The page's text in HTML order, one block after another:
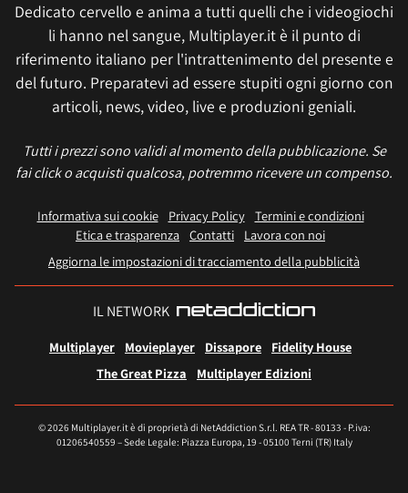
Dedicato cervello e anima a tutti quelli che i videogiochi
li hanno nel sangue, Multiplayer.it è il punto di
riferimento italiano per l'intrattenimento del presente e
del futuro. Preparatevi ad essere stupiti ogni giorno con
articoli, news, video, live e produzioni geniali.
Tutti i prezzi sono validi al momento della pubblicazione. Se
fai click o acquisti qualcosa, potremmo ricevere un compenso.
Informativa sui cookie Privacy Policy
Termini e condizioni
Etica e trasparenza Contatti
Lavora con noi
Aggiorna le impostazioni di tracciamento della pubblicità
IL NETWORK
Multiplayer Movieplayer Dissapore
Fidelity House
The Great Pizza
Multiplayer Edizioni
© 2026 Multiplayer.it è di proprietà di NetAddiction S.r.l. REA TR - 80133 - P.iva:
01206540559 – Sede Legale: Piazza Europa, 19 - 05100 Terni (TR) Italy